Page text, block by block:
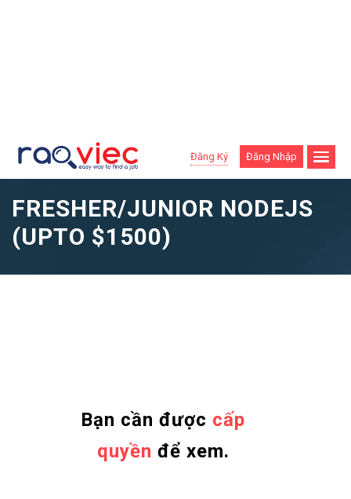
Đăng Ký Đăng Nhập
FRESHER/JUNIOR NODEJS
(UPTO $1500)
Bạn cần được cấp
quyền để xem.